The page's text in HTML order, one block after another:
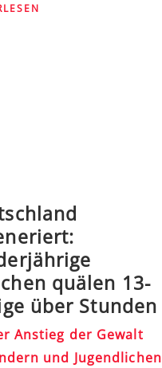
quälen 13-
über Stunden
Anstieg der Gewalt
und Jugendlichen